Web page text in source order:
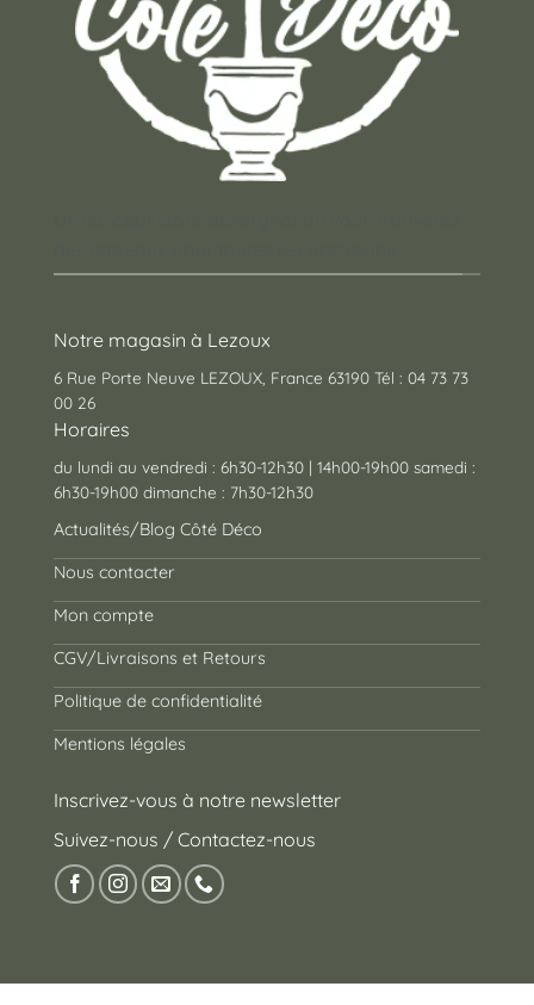
Notre magasin à Lezoux
6 Rue Porte Neuve LEZOUX, France 63190 Tél : 04 73 73
00 26
Horaires
du lundi au vendredi : 6h30-12h30 | 14h00-19h00 samedi :
6h30-19h00 dimanche : 7h30-12h30
Actualités/Blog Côté Déco
Nous contacter
Mon compte
CGV/Livraisons et Retours
Politique de confidentialité
Mentions légales
Inscrivez-vous à notre newsletter
Suivez-nous / Contactez-nous